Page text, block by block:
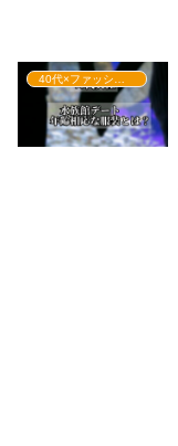
40代×ファッション